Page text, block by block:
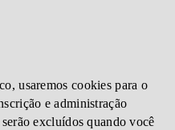
usaremos cookies para o
e administração
excluídos quando você